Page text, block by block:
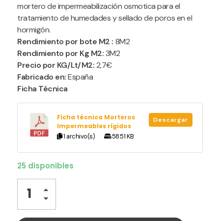
mortero de impermeabilización osmotica para el
tratamiento de humedades y sellado de poros en el
hormigón.
Rendimiento por bote M2 : 8M2
Rendimiento por Kg M2:3M2
Precio por KG/Lt/M2:2,7€
Fabricado en:España
Ficha Técnica
Ficha técnica Morteros
Impermeables rígidos
1 archivo(s)
58.51 KB
Descargar
25 disponibles